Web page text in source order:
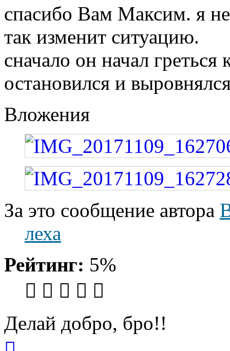
спасибо Вам Максим. я
так изменит ситуацию.
сначало он начал
остановился и
Вложения
За это сообщение автора
леха
Рейтинг: 5%
Делай добро, бро!!